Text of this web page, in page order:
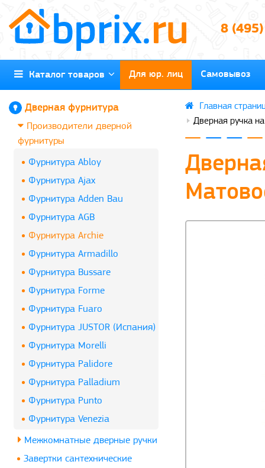
8
Каталог товаров Для юр. лиц Самовывоз
Дверная фурнитура
Производители дверной
фурнитуры
Фурнитура Abloy
Фурнитура Ajax
Фурнитура Adden Bau
Фурнитура AGB
Фурнитура Archie
Фурнитура Armadillo
Фурнитура Bussare
Фурнитура Forme
Фурнитура Fuaro
Фурнитура JUSTOR (Испания)
Фурнитура Morelli
Фурнитура Palidore
Фурнитура Palladium
Фурнитура Punto
Фурнитура Venezia
Межкомнатные дверные ручки
Завертки сантехнические
Дверная ручка